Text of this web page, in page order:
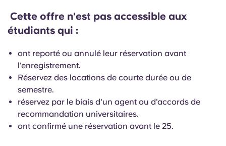
Chinese
Español
Català
Sélectionnez une ville
Se connecter
Cette offre n'est pas accessible aux
étudiants qui :
ont reporté ou annulé leur réservation avant
l'enregistrement.
Réservez des locations de courte durée ou de
semestre.
réservez par le biais d'un agent ou d'accords de
recommandation universitaires.
ont confirmé une réservation avant le 25.